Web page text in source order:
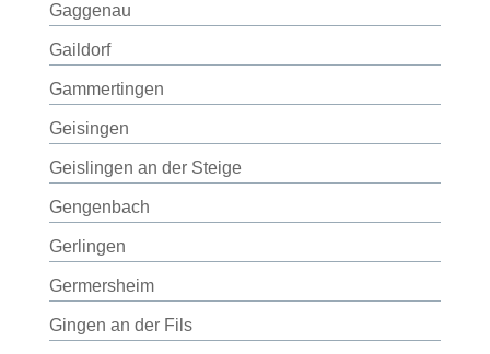
Gaggenau
Gaildorf
Gammertingen
Geisingen
Geislingen an der Steige
Gengenbach
Gerlingen
Germersheim
Gingen an der Fils